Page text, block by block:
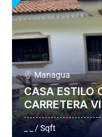
Managua
CASA ESTILO
CARRETERA
_ _ / Sqft